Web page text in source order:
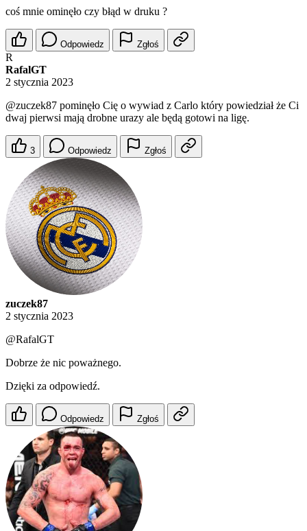
coś mnie ominęło czy błąd w druku ?
Odpowiedz Zgłoś
R
RafalGT
2 stycznia 2023
@zuczek87 pominęło Cię o wywiad z Carlo który powiedział że Ci
dwaj pierwsi mają drobne urazy ale będą gotowi na ligę.
3 Odpowiedz Zgłoś
zuczek87
2 stycznia 2023
@RafalGT
Dobrze że nic poważnego.
Dzięki za odpowiedź.
Odpowiedz Zgłoś